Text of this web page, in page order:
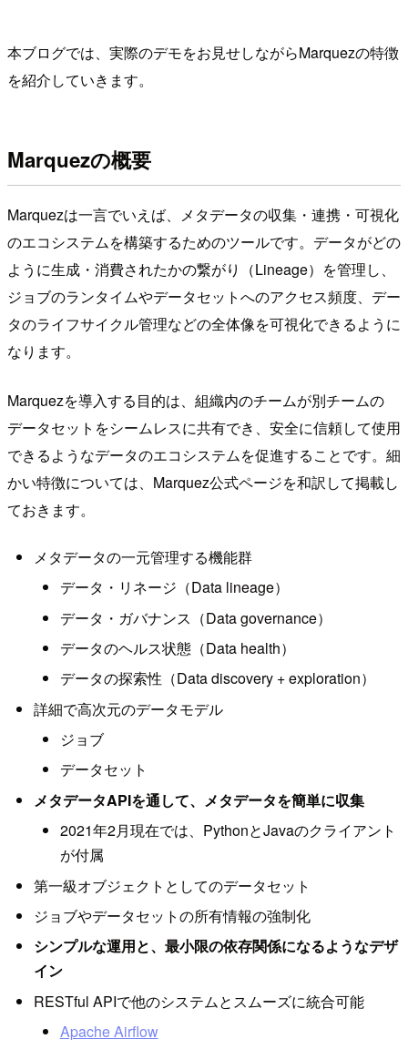
本ブログでは、実際のデモをお見せしながらMarquezの特徴
を紹介していきます。
Marquezの概要
Marquezは一言でいえば、メタデータの収集・連携・可視化
のエコシステムを構築するためのツールです。データがどの
ように生成・消費されたかの繋がり（Lineage）を管理し、
ジョブのランタイムやデータセットへのアクセス頻度、デー
タのライフサイクル管理などの全体像を可視化できるように
なります。
Marquezを導入する目的は、組織内のチームが別チームの
データセットをシームレスに共有でき、安全に信頼して使用
できるようなデータのエコシステムを促進することです。細
かい特徴については、Marquez公式ページを和訳して掲載し
ておきます。
メタデータの一元管理する機能群
データ・リネージ（Data lineage）
データ・ガバナンス（Data governance）
データのヘルス状態（Data health）
データの探索性（Data discovery + exploration）
詳細で高次元のデータモデル
ジョブ
データセット
メタデータAPIを通して、メタデータを簡単に収集
2021年2月現在では、PythonとJavaのクライアント
が付属
第一級オブジェクトとしてのデータセット
ジョブやデータセットの所有情報の強制化
シンプルな運用と、最小限の依存関係になるようなデザ
イン
RESTful APIで他のシステムとスムーズに統合可能
Apache Airflow